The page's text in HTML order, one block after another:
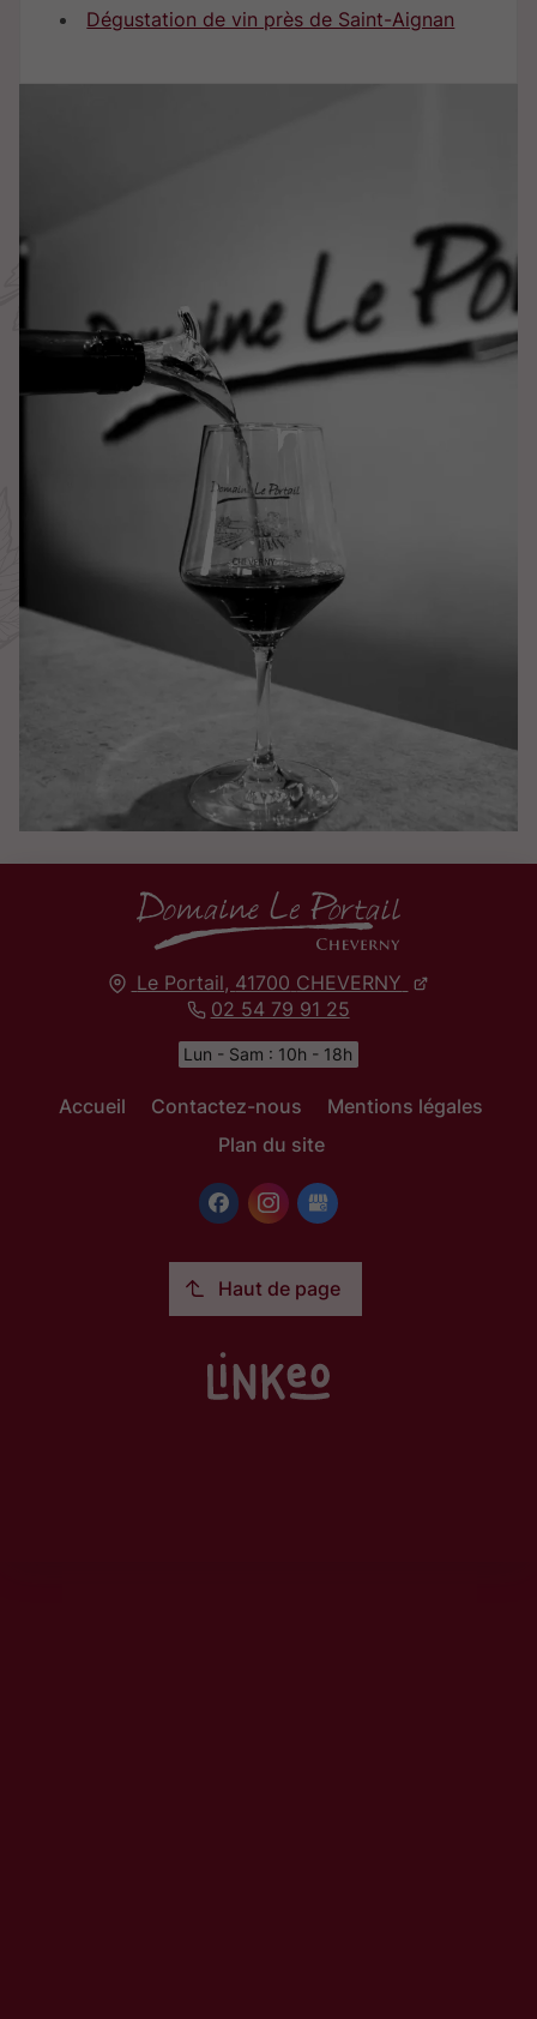
Dégustation de vin près de Saint-Aignan
Le Portail, 41700 CHEVERNY
02 54 79 91 25
Lun - Sam : 10h - 18h
Accueil Contactez-nous
Mentions légales
Plan du site
Haut de page